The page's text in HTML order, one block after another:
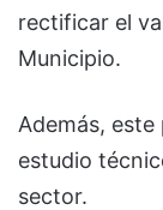
rectificar el
Municipio.
Además,
estudio
sector.